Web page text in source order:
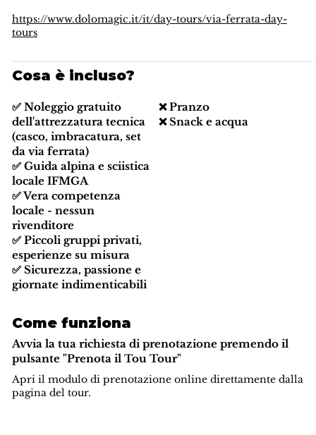
https://www.dolomagic.it/it/day-tours/via-ferrata-day-
tours
Cosa è incluso?
✅ Noleggio gratuito
dell'attrezzatura tecnica
(casco, imbracatura, set
da via ferrata)
✅ Guida alpina e sciistica
locale IFMGA
✅ Vera competenza
locale - nessun
rivenditore
✅ Piccoli gruppi privati,
esperienze su misura
✅ Sicurezza, passione e
giornate indimenticabili
❌ Pranzo
❌ Snack e acqua
Come funziona
Avvia la tua richiesta di prenotazione premendo il
pulsante "Prenota il Tou Tour"
Apri il modulo di prenotazione online direttamente dalla
pagina del tour.